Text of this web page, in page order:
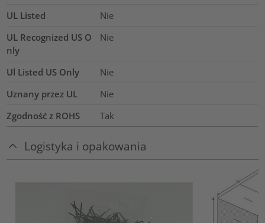
UL Listed
Nie
UL Recognized US O
nly
Nie
Ul Listed US Only
Nie
Uznany przez UL
Nie
Zgodność z ROHS
Tak
Logistyka i opakowania